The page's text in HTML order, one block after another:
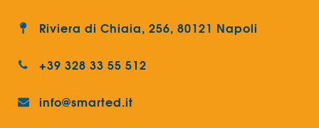
Riviera di Chiaia, 256, 80121 Napoli
+39 328 33 55 512
info@smarted.it